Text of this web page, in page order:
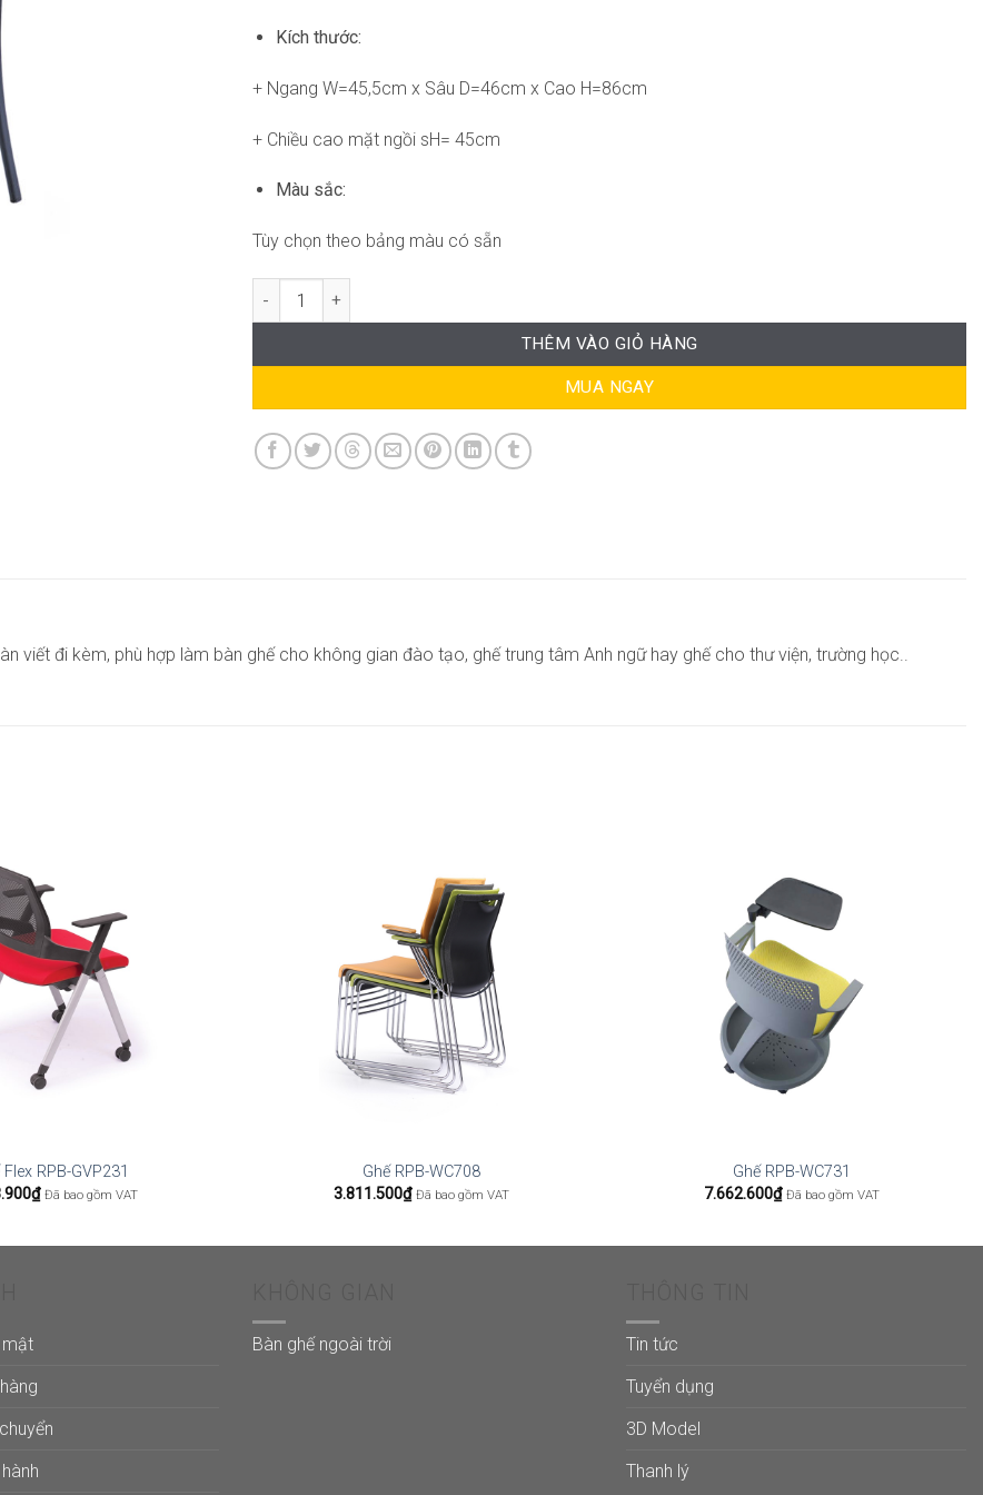
Kích thước:
+ Ngang W=45,5cm x Sâu D=46cm x Cao H=86cm
+ Chiều cao mặt ngồi sH= 45cm
Màu sắc:
Tùy chọn theo bảng màu có sẵn
Ghế Đào Tạo RPB-WC1309 số lượng
THÊM VÀO GIỎ HÀNG
MUA NGAY
viết đi kèm, phù hợp làm bàn ghế cho không gian đào tạo, ghế trung tâm Anh ngữ hay ghế cho thư viện, trường học..
Flex RPB-GVP231
₫ Đã bao gồm VAT
Ghế RPB-WC708
3.811.500₫ Đã bao gồm VAT
Ghế RPB-WC731
7.662.600₫ Đã bao gồm VAT
mật
Bàn ghế ngoài trời
Tin tức
Tuyển dụng
3D Model
Thanh lý